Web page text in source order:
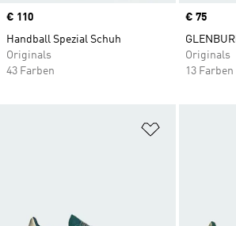
Price
€ 110
Handball Spezial Schuh
Originals
43 Farben
Price
€ 75
Originals
13 Farben